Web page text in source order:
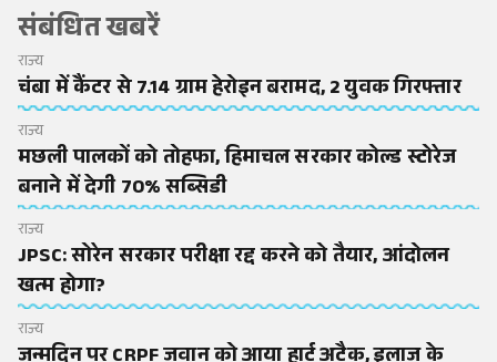
संबंधित खबरें
राज्य
चंबा में कैंटर से 7.14 ग्राम हेरोइन बरामद, 2 युवक गिरफ्तार
राज्य
मछली पालकों को तोहफा, हिमाचल सरकार कोल्ड स्टोरेज
बनाने में देगी 70% सब्सिडी
राज्य
JPSC: सोरेन सरकार परीक्षा रद्द करने को तैयार, आंदोलन
खत्म होगा?
राज्य